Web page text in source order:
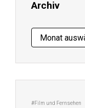
Archiv
Archiv
#Film und Fernsehen